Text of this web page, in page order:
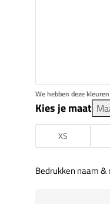
We hebben deze
Kies je maat
XS
Bedrukken naam